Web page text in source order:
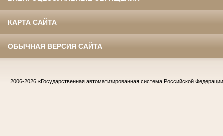
КАРТА САЙТА
ОБЫЧНАЯ ВЕРСИЯ САЙТА
2006-2026 «Государственная автоматизированная система Российской